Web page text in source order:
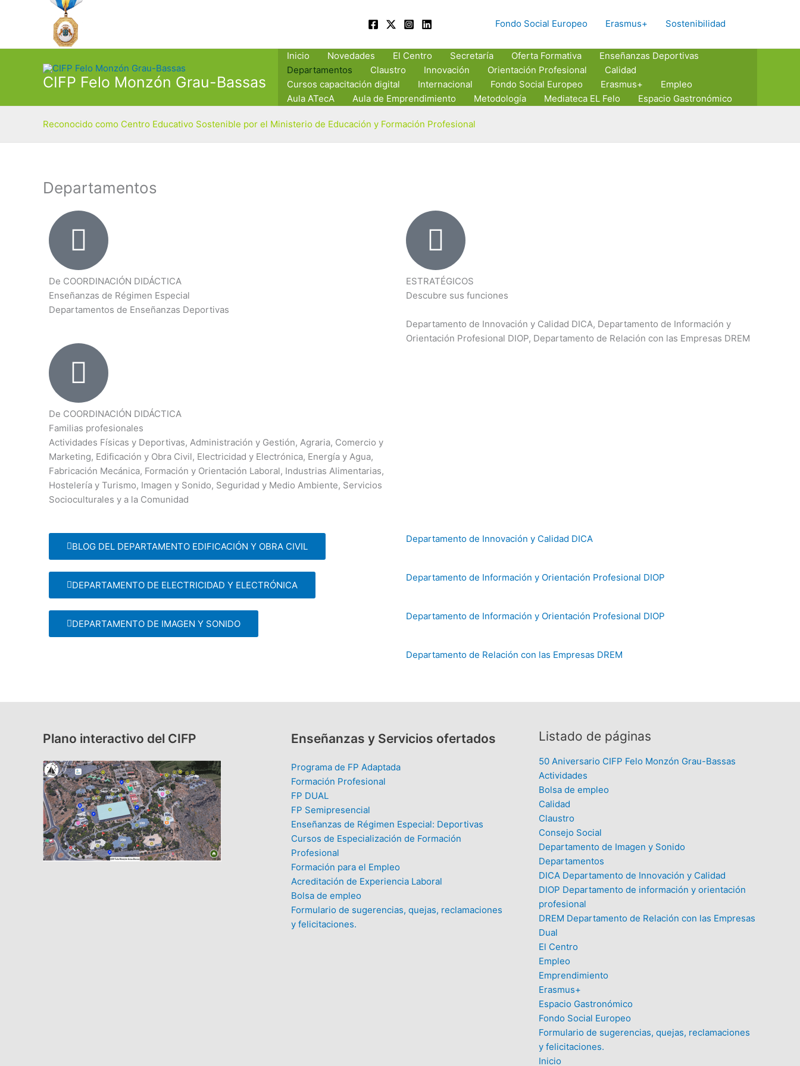
Fondo Social Europeo Erasmus+ Sostenibilidad
CIFP Felo Monzón Grau-Bassas
Inicio Novedades El Centro Secretaría Oferta Formativa
Enseñanzas Deportivas
Departamentos
Claustro Innovación Orientación Profesional
Calidad
Cursos capacitación digital
Internacional Fondo Social Europeo Erasmus+
Empleo
Aula ATecA
Aula de Emprendimiento Metodología Mediateca EL Felo Espacio Gastronómico
Reconocido como Centro Educativo Sostenible por el Ministerio de Educación y Formación Profesional
Departamentos
De COORDINACIÓN DIDÁCTICA
Enseñanzas de Régimen Especial
Departamentos de Enseñanzas Deportivas
De COORDINACIÓN DIDÁCTICA
Familias profesionales
Actividades Físicas y Deportivas, Administración y Gestión, Agraria, Comercio y
Marketing, Edificación y Obra Civil, Electricidad y Electrónica, Energía y Agua,
Fabricación Mecánica, Formación y Orientación Laboral, Industrias Alimentarias,
Hostelería y Turismo, Imagen y Sonido, Seguridad y Medio Ambiente, Servicios
Socioculturales y a la Comunidad
ESTRATÉGICOS
Descubre sus funciones
Departamento de Innovación y Calidad DICA, Departamento de Información y
Orientación Profesional DIOP, Departamento de Relación con las Empresas DREM
BLOG DEL DEPARTAMENTO EDIFICACIÓN Y OBRA CIVIL
Departamento de Innovación y Calidad DICA
DEPARTAMENTO DE ELECTRICIDAD Y ELECTRÓNICA
Departamento de Información y Orientación Profesional DIOP
DEPARTAMENTO DE IMAGEN Y SONIDO
Departamento de Información y Orientación Profesional DIOP
Departamento de Relación con las Empresas DREM
Plano interactivo del CIFP Enseñanzas y Servicios ofertados
Programa de FP Adaptada
Formación Profesional
FP DUAL
FP Semipresencial
Enseñanzas de Régimen Especial: Deportivas
Cursos de Especialización de Formación
Profesional
Formación para el Empleo
Acreditación de Experiencia Laboral
Bolsa de empleo
Formulario de sugerencias, quejas, reclamaciones
y felicitaciones.
Listado de páginas
50 Aniversario CIFP Felo Monzón Grau-Bassas
Actividades
Bolsa de empleo
Calidad
Claustro
Consejo Social
Departamento de Imagen y Sonido
Departamentos
DICA Departamento de Innovación y Calidad
DIOP Departamento de información y orientación
profesional
DREM Departamento de Relación con las Empresas
Dual
El Centro
Empleo
Emprendimiento
Erasmus+
Espacio Gastronómico
Fondo Social Europeo
Formulario de sugerencias, quejas, reclamaciones
y felicitaciones.
Inicio